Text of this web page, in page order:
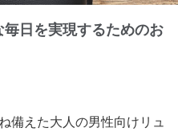
日を実現するためのお
備えた大人の男性向けリュ